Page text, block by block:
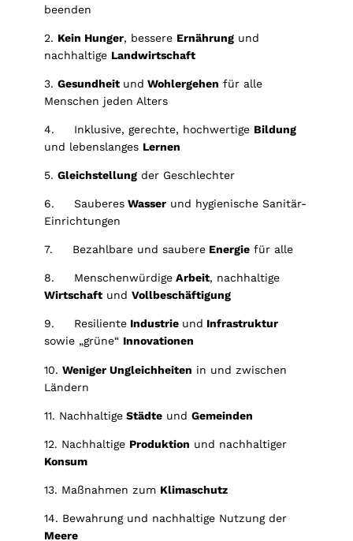
beenden
2. Kein Hunger, bessere Ernährung und
nachhaltige Landwirtschaft
3. Gesundheit und Wohlergehen für alle
Menschen jeden Alters
4. Inklusive, gerechte, hochwertige Bildung
und lebenslanges Lernen
5. Gleichstellung der Geschlechter
6. Sauberes Wasser und hygienische Sanitär-
Einrichtungen
7. Bezahlbare und saubere Energie für alle
8. Menschenwürdige Arbeit, nachhaltige
Wirtschaft und Vollbeschäftigung
9. Resiliente Industrie und Infrastruktur
sowie „grüne“ Innovationen
10. Weniger Ungleichheiten in und zwischen
Ländern
11. Nachhaltige Städte und Gemeinden
12. Nachhaltige Produktion und nachhaltiger
Konsum
13. Maßnahmen zum Klimaschutz
14. Bewahrung und nachhaltige Nutzung der
Meere